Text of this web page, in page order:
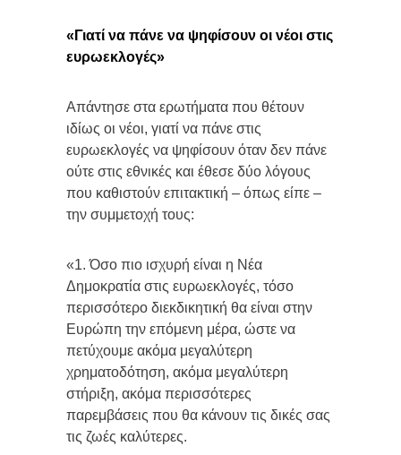
«Γιατί να πάνε να ψηφίσουν οι νέοι στις
ευρωεκλογές»
Απάντησε στα ερωτήματα που θέτουν
ιδίως οι νέοι, γιατί να πάνε στις
ευρωεκλογές να ψηφίσουν όταν δεν πάνε
ούτε στις εθνικές και έθεσε δύο λόγους
που καθιστούν επιτακτική – όπως είπε –
την συμμετοχή τους:
«1. Όσο πιο ισχυρή είναι η Νέα
Δημοκρατία στις ευρωεκλογές, τόσο
περισσότερο διεκδικητική θα είναι στην
Ευρώπη την επόμενη μέρα, ώστε να
πετύχουμε ακόμα μεγαλύτερη
χρηματοδότηση, ακόμα μεγαλύτερη
στήριξη, ακόμα περισσότερες
παρεμβάσεις που θα κάνουν τις δικές σας
τις ζωές καλύτερες.